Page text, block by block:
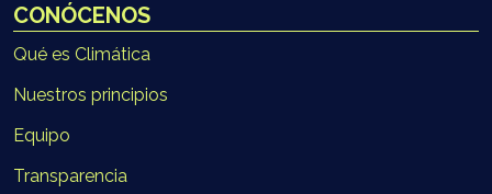
CONÓCENOS
Qué es Climática
Nuestros principios
Equipo
Transparencia